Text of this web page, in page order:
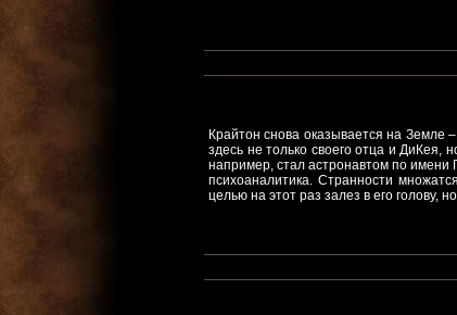
Крайтон снова оказывается на Земле
здесь не только своего отца и ДиКея,
например, стал астронавтом по имени
психоаналитика. Странности
целью на этот раз залез в его голову,